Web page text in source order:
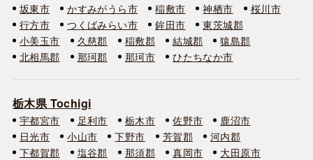
坂東市
かすみがうら市 稲敷市 神栖市
桜川市
行方市
つくばみらい市 鉾田市
東茨城郡
小美玉市
久慈郡 稲敷郡 結城郡
猿島郡
北相馬郡
那珂郡 那珂市 ひたちなか市
栃木県 Tochigi
宇都宮市 足利市 栃木市 佐野市
鹿沼市
日光市
小山市 下野市 芳賀郡
河内郡
下都賀郡
塩谷郡 那須郡 真岡市
大田原市